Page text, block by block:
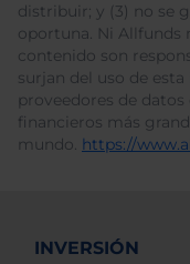
distribuir; y (3) no se
oportuna. Ni Allfunds
contenido son
surjan del uso de
proveedores de
financieros más
mundo. https://
INVERSIÓN